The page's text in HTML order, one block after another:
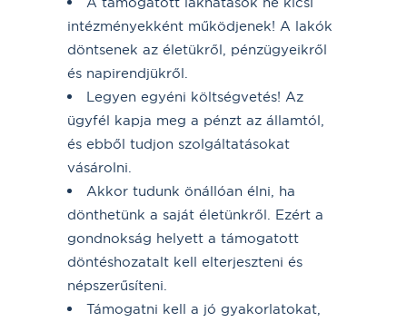
intézményekként működjenek! A lakók
döntsenek az életükről, pénzügyeikről
és napirendjükről.
Legyen egyéni költségvetés! Az
ügyfél kapja meg a pénzt az államtól,
és ebből tudjon szolgáltatásokat
vásárolni.
Akkor tudunk önállóan élni, ha
dönthetünk a saját életünkről. Ezért a
gondnokság helyett a támogatott
döntéshozatalt kell elterjeszteni és
népszerűsíteni.
Támogatni kell a jó gyakorlatokat,